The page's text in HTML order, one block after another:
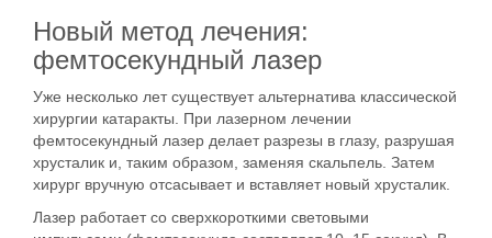
Новый метод лечения:
фемтосекундный лазер
Уже несколько лет существует альтернатива классической
хирургии катаракты. При лазерном лечении
фемтосекундный лазер делает разрезы в глазу, разрушая
хрусталик и, таким образом, заменяя скальпель. Затем
хирург вручную отсасывает и вставляет новый хрусталик.
Лазер работает со сверхкороткими световыми